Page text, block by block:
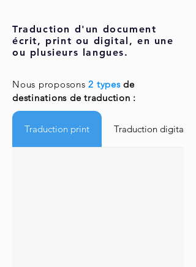
Traduction d'un document
écrit, print ou digital, en une
ou plusieurs langues.
Nous proposons2 typesde
destinations de traduction :
Traduction print Traduction digitale